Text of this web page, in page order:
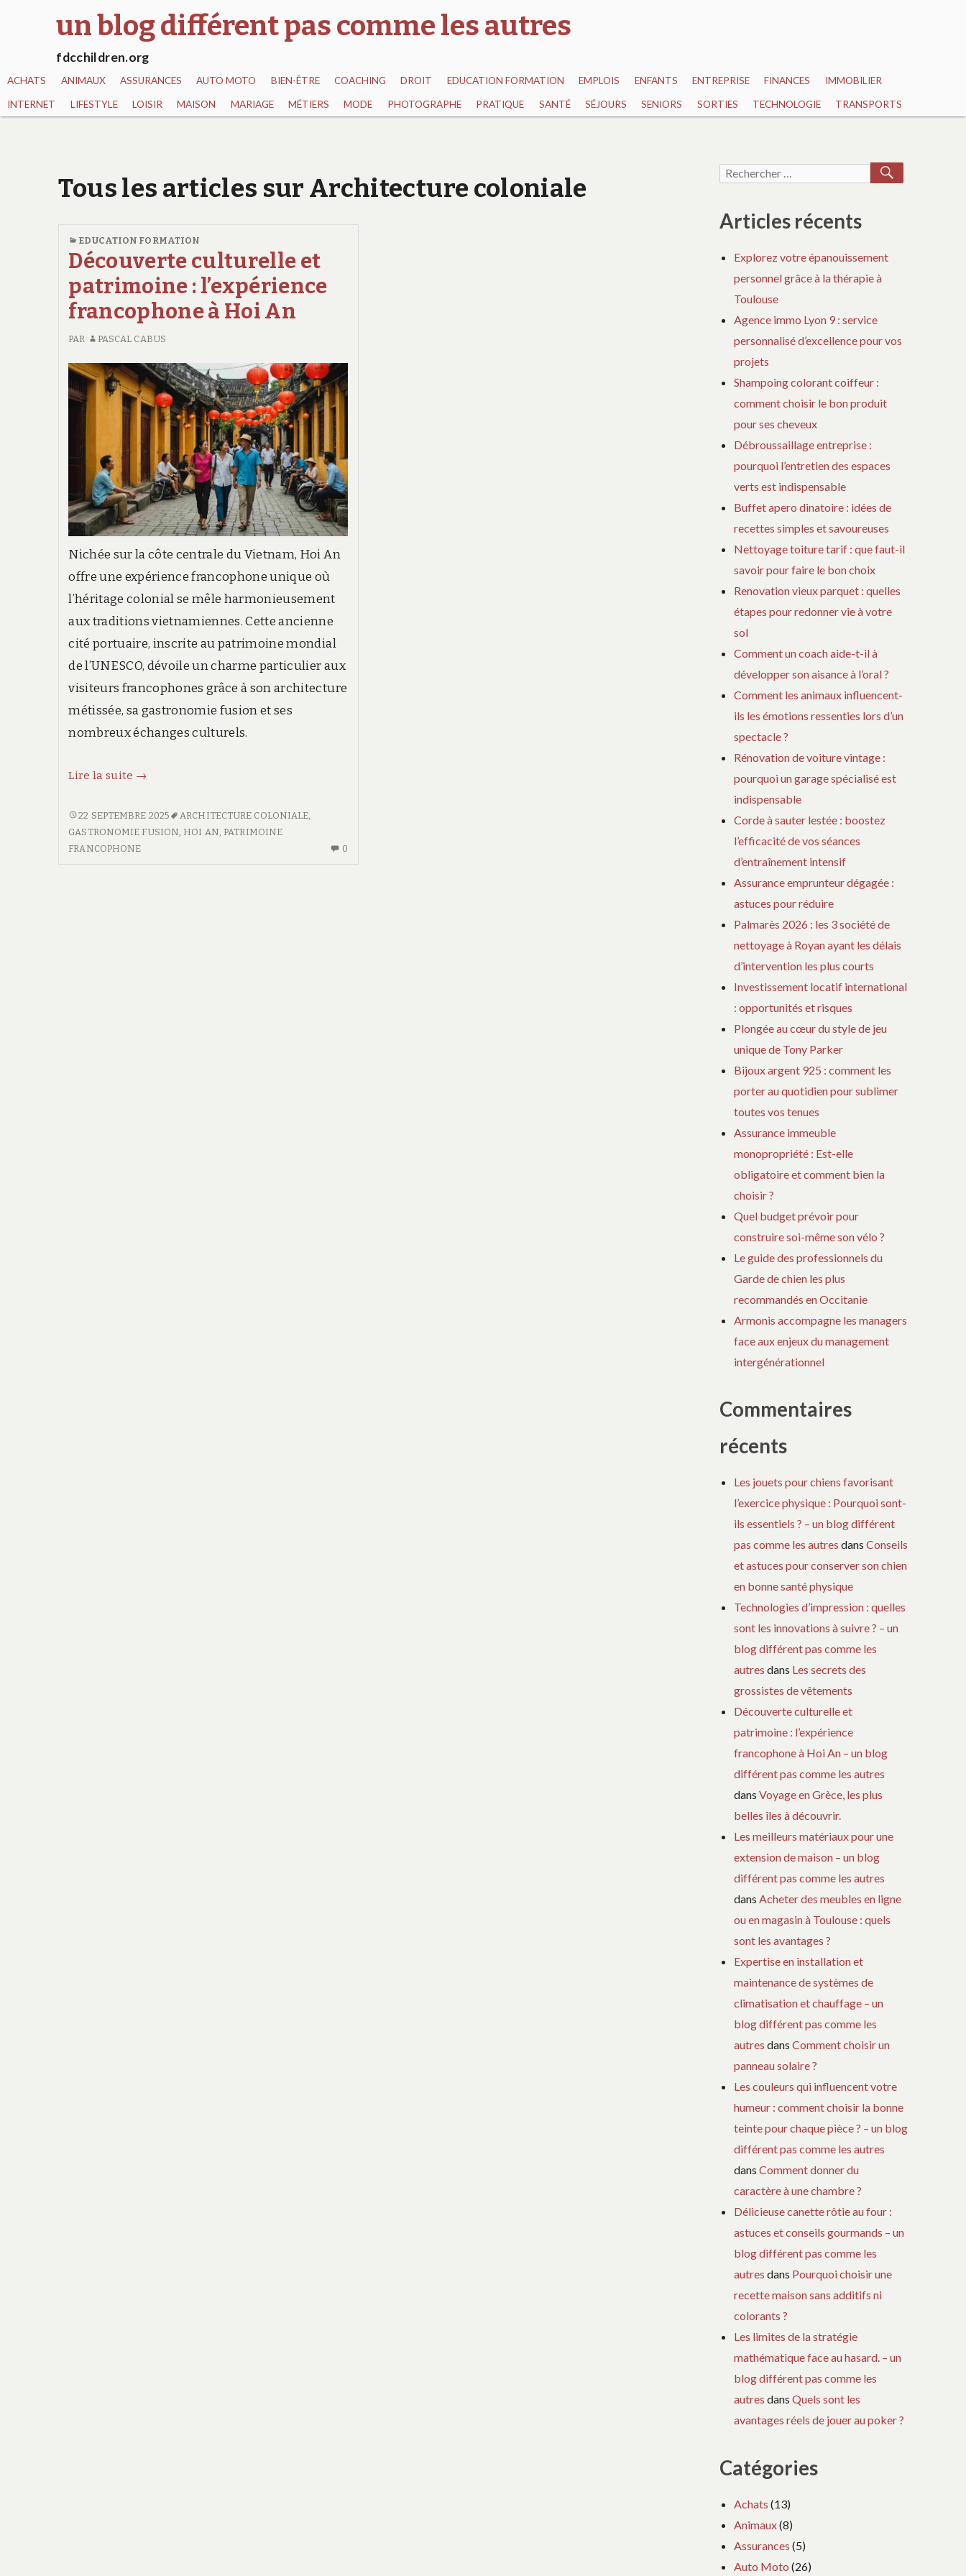
un blog différent pas comme les autres
fdcchildren.org
ACHATS ANIMAUX ASSURANCES AUTO MOTO BIEN-ÊTRE COACHING DROIT EDUCATION FORMATION EMPLOIS ENFANTS ENTREPRISE FINANCES IMMOBILIER
INTERNET LIFESTYLE LOISIR MAISON MARIAGE MÉTIERS MODE PHOTOGRAPHE PRATIQUE SANTÉ SÉJOURS SENIORS SORTIES TECHNOLOGIE TRANSPORTS
Tous les articles sur Architecture coloniale
EDUCATION FORMATION
Découverte culturelle et
patrimoine : l’expérience
francophone à Hoi An
PAR PASCAL CABUS
Nichée sur la côte centrale du Vietnam, Hoi An
offre une expérience francophone unique où
l’héritage colonial se mêle harmonieusement
aux traditions vietnamiennes. Cette ancienne
cité portuaire, inscrite au patrimoine mondial
de l’UNESCO, dévoile un charme particulier aux
visiteurs francophones grâce à son architecture
métissée, sa gastronomie fusion et ses
nombreux échanges culturels.
Lire la suite Découverte
et
patrimoine
:
→
DÉCOUVERTE
CULTURELLE
ET
22 SEPTEMBRE 2025 ARCHITECTURE COLONIALE
GASTRONOMIE FUSION HOI AN PATRIMOINE
FRANCOPHONE
0
Recherche
Articles récents
Explorez votre épanouissement
personnel grâce à la thérapie à
Toulouse
Agence immo Lyon 9 : service
personnalisé d’excellence pour vos
projets
Shampoing colorant coiffeur :
comment choisir le bon produit
pour ses cheveux
Débroussaillage entreprise :
pourquoi l’entretien des espaces
verts est indispensable
Buffet apero dinatoire : idées de
recettes simples et savoureuses
Nettoyage toiture tarif : que faut-il
savoir pour faire le bon choix
Renovation vieux parquet : quelles
étapes pour redonner vie à votre
sol
Comment un coach aide-t-il à
développer son aisance à l’oral ?
Comment les animaux influencent-
ils les émotions ressenties lors d’un
spectacle ?
Rénovation de voiture vintage :
pourquoi un garage spécialisé est
indispensable
Corde à sauter lestée : boostez
l’efficacité de vos séances
d’entraînement intensif
Assurance emprunteur dégagée :
astuces pour réduire
Palmarès 2026 : les 3 société de
nettoyage à Royan ayant les délais
d’intervention les plus courts
Investissement locatif international
: opportunités et risques
Plongée au cœur du style de jeu
unique de Tony Parker
Bijoux argent 925 : comment les
porter au quotidien pour sublimer
toutes vos tenues
Assurance immeuble
monopropriété : Est-elle
obligatoire et comment bien la
choisir ?
Quel budget prévoir pour
construire soi-même son vélo ?
Le guide des professionnels du
Garde de chien les plus
recommandés en Occitanie
Armonis accompagne les managers
face aux enjeux du management
intergénérationnel
Commentaires
récents
Les jouets pour chiens favorisant
l’exercice physique : Pourquoi sont-
ils essentiels ? – un blog différent
pas comme les autres dansConseils
et astuces pour conserver son chien
en bonne santé physique
Technologies d’impression : quelles
sont les innovations à suivre ? – un
blog différent pas comme les
autres dans Les secrets des
grossistes de vêtements
Découverte culturelle et
patrimoine : l’expérience
francophone à Hoi An – un blog
différent pas comme les autres
dansVoyage en Grèce, les plus
belles îles à découvrir.
Les meilleurs matériaux pour une
extension de maison – un blog
différent pas comme les autres
dansAcheter des meubles en ligne
ou en magasin à Toulouse : quels
sont les avantages ?
Expertise en installation et
maintenance de systèmes de
climatisation et chauffage – un
blog différent pas comme les
autres dansComment choisir un
panneau solaire ?
Les couleurs qui influencent votre
humeur : comment choisir la bonne
teinte pour chaque pièce ? – un blog
différent pas comme les autres
dansComment donner du
caractère à une chambre ?
Délicieuse canette rôtie au four :
astuces et conseils gourmands – un
blog différent pas comme les
autres dans Pourquoi choisir une
recette maison sans additifs ni
colorants ?
Les limites de la stratégie
mathématique face au hasard. – un
blog différent pas comme les
autres dansQuels sont les
avantages réels de jouer au poker ?
Catégories
Achats (13)
Animaux(8)
Assurances (5)
Auto Moto (26)